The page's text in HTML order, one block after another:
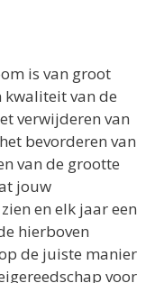
is van groot
kwaliteit van de
verwijderen van
bevorderen van
van de grootte
jouw
en elk jaar een
hierboven
de juiste manier
voor